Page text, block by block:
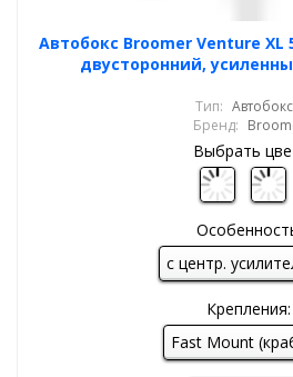
Автобокс Broomer Venture XL
двусторонний,
Тип:
Бренд:
Выбрать
с центр.
Крепления:
Fast Mount